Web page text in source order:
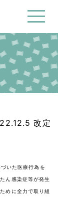
改定
いた医療行為を
ん感染症等が発生
めに全力で取り組